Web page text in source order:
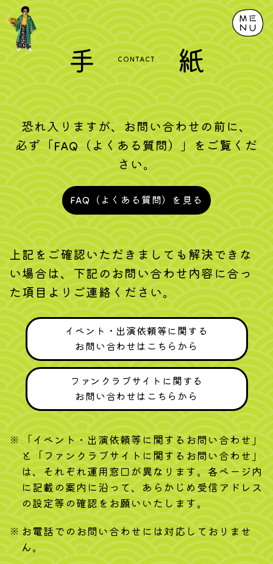
CONTACT
手 紙
恐れ入りますが、お問い合わせの前に、
必ず「FAQ（よくある質問）」をご覧くだ
さい。
FAQ（よくある質問）を見る
上記をご確認いただきましても解決できな
い場合は、下記のお問い合わせ内容に合っ
た項目よりご連絡ください。
イベント・出演依頼等に関する
お問い合わせはこちらから
ファンクラブサイトに関する
お問い合わせはこちらから
「イベント・出演依頼等に関するお問い合わせ」
と「ファンクラブサイトに関するお問い合わせ」
は、それぞれ運用窓口が異なります。各ページ内
に記載の案内に沿って、あらかじめ受信アドレス
の設定等の確認をお願いいたします。
お電話でのお問い合わせには対応しておりませ
ん。